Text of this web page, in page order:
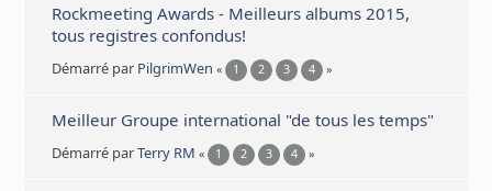
Rockmeeting Awards - Meilleurs albums 2015,
tous registres confondus!
Démarré par PilgrimWen « 1 2 3 4 »
Meilleur Groupe international "de tous les temps"
Démarré parTerry RM « 1 2 3 4 »